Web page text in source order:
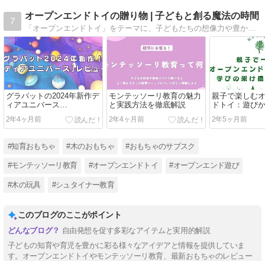
7
オープンエンドトイの贈り物 | 子どもと創る魔法の時間
「オープンエンドトイ」をテーマに、子どもたちの想像力や豊かな感性を育む玩具や遊びの紹介をしています。子どもとの遊び方にマンネリを感じている方へのアイデアの提供、そして遊びの時間をより豊かにするヒントを詰め込んでいます。
グラパットの2024年新作デ
ィアユニバース
(Grapat/Dear Universe)の実
物レビュー
2年4ヶ月前
モンテッソーリ教育の魅力
と実践方法を徹底解説
2年4ヶ月前
親子で楽しむ
ドトイ：遊び
架け橋
2年5ヶ月前
#知育おもちゃ #木のおもちゃ #おもちゃのサブスク
#モンテッソーリ教育 #オープンエンドトイ #オープンエンド遊び
#木の玩具 #シュタイナー教育
このブログのここがポイント
自由発想を促す多彩なアイテムと実用的解説
子どもの知育や育児を豊かに彩る様々なアイデアと情報を提供していま
す。オープンエンドトイやモンテッソーリ教育、最新おもちゃのレビュー